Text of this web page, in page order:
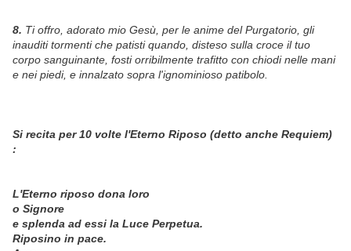
8. Ti offro, adorato mio Gesù, per le anime del Purgatorio, gli
inauditi tormenti che patisti quando, disteso sulla croce il tuo
corpo sanguinante, fosti orribilmente trafitto con chiodi nelle mani
e nei piedi, e innalzato sopra l'ignominioso patibolo.
Si recita per 10 volte l'Eterno Riposo (detto anche Requiem)
:
L'Eterno riposo dona loro
o Signore
e splenda ad essi la Luce Perpetua.
Riposino in pace.